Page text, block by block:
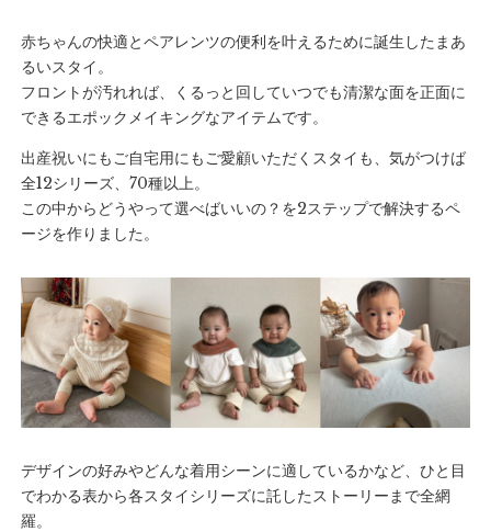
赤ちゃんの快適とペアレンツの便利を叶えるために誕生したまあ
るいスタイ。
フロントが汚れれば、くるっと回していつでも清潔な面を正面に
できるエポックメイキングなアイテムです。
出産祝いにもご自宅用にもご愛顧いただくスタイも、気がつけば
全12シリーズ、70種以上。
この中からどうやって選べばいいの？を2ステップで解決するペ
ージを作りました。
デザインの好みやどんな着用シーンに適しているかなど、ひと目
でわかる表から各スタイシリーズに託したストーリーまで全網
羅。